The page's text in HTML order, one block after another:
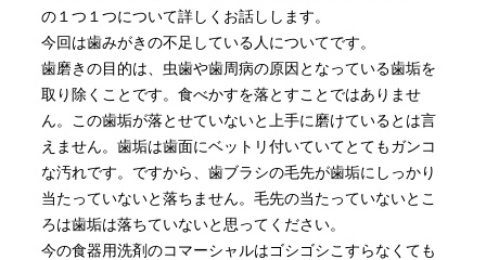
の１つ１つについて詳しくお話しします。
今回は歯みがきの不足している人についてです。
歯磨きの目的は、虫歯や歯周病の原因となっている歯垢を
取り除くことです。食べかすを落とすことではありませ
ん。この歯垢が落とせていないと上手に磨けているとは言
えません。歯垢は歯面にベットリ付いていてとてもガンコ
な汚れです。ですから、歯ブラシの毛先が歯垢にしっかり
当たっていないと落ちません。毛先の当たっていないとこ
ろは歯垢は落ちていないと思ってください。
今の食器用洗剤のコマーシャルはゴシゴシこすらなくても